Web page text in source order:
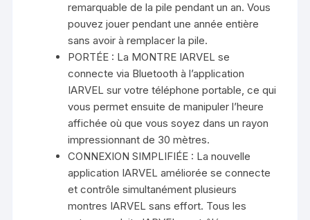
remarquable de la pile pendant un an. Vous
pouvez jouer pendant une année entière
sans avoir à remplacer la pile.
PORTÉE : La MONTRE IARVEL se
connecte via Bluetooth à l’application
IARVEL sur votre téléphone portable, ce qui
vous permet ensuite de manipuler l’heure
affichée où que vous soyez dans un rayon
impressionnant de 30 mètres.
CONNEXION SIMPLIFIÉE : La nouvelle
application IARVEL améliorée se connecte
et contrôle simultanément plusieurs
montres IARVEL sans effort. Tous les